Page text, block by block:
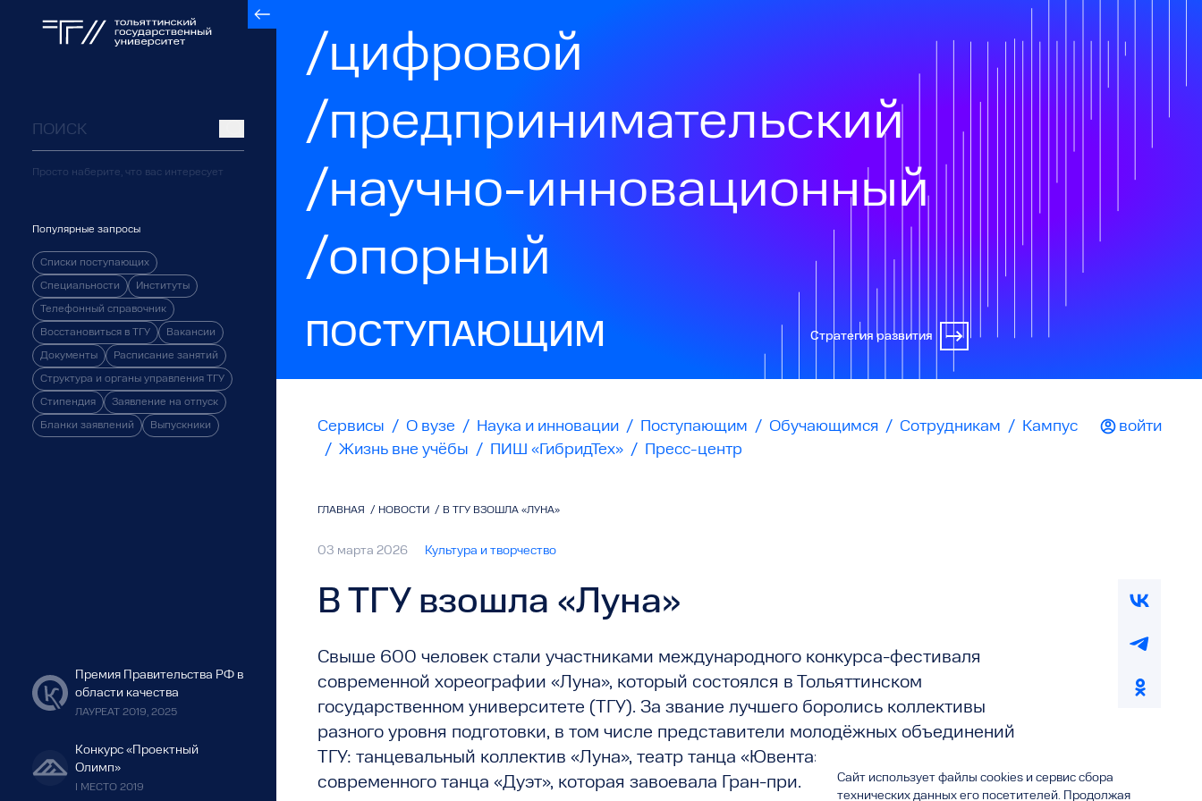
Просто наберите, что вас интересует
Популярные запросы
Списки поступающих
Специальности Институты
Телефонный справочник
Восстановиться в ТГУ Вакансии
Документы Расписание занятий
Структура и органы управления ТГУ
Стипендия Заявление на отпуск
Бланки заявлений Выпускники
Премия Правительства РФ в
области качества
ЛАУРЕАТ 2019, 2025
Конкурс «Проектный
Олимп»
I МЕСТО 2019
/цифровой
/предпринимательский
/научно-инновационный
/опорный
ПОСТУПАЮЩИМ Стратегия развития
Сервисы / О вузе / Наука и инновации / Поступающим / Обучающимся / Сотрудникам /
Кампус
/ Жизнь вне учёбы / ПИШ «ГибридТех» / Пресс-центр
войти
ГЛАВНАЯ / НОВОСТИ / В ТГУ ВЗОШЛА «ЛУНА»
03 марта 2026 Культура и творчество
В ТГУ взошла «Луна»
Свыше 600 человек стали участниками международного конкурса-фестиваля
современной хореографии «Луна», который состоялся в Тольяттинском
государственном университете (ТГУ). За звание лучшего боролись коллективы
разного уровня подготовки, в том числе представители молодёжных объединений
ТГУ: танцевальный коллектив «Луна», театр танца «Ювента», а также Школа
современного танца «Дуэт», которая завоевала Гран-при.
Сайт использует файлы cookies и сервис сбора
технических данных его посетителей. Продолжая